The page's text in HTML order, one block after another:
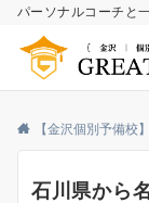
パーソナルコーチと
【金沢個別予備校
石川県から